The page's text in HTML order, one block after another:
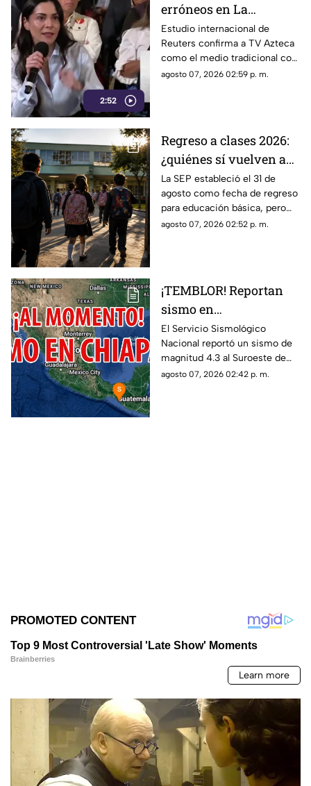
2:52
erróneos en La
Mañanera: Estudio de
Reuters confirma
liderazgo de TV Azteca
en alcance y
Estudio internacional de
Reuters confirma a TV Azteca
como el medio tradicional con
mayor alcance y credibilidad
agosto 07, 2026 02:59 p. m.
Regreso a clases 2026:
¿quiénes sí vuelven a
las aulas el 31 de
agosto?
La SEP estableció el 31 de
agosto como fecha de regreso
para educación básica, pero
algunos estudiantes tendrán
agosto 07, 2026 02:52 p. m.
¡TEMBLOR! Reportan
sismo en
MAPASTEPEC, Chiapas,
hoy 7 de agosto del
2026
El Servicio Sismológico
Nacional reportó un sismo de
magnitud 4.3 al Suroeste de
MAPASTEPEC, Chiapas. Aquí
agosto 07, 2026 02:42 p. m.